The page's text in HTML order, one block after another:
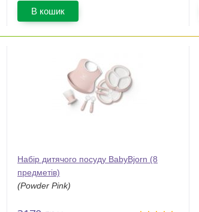
В кошик
Набір дитячого посуду BabyBjorn (8
предметів)
(Powder Pink)